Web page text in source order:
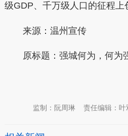
级GDP、千万级人口的征程上
来源：温州宣传
原标题： 强城何为，何为
责任编辑：叶
监制：阮周琳